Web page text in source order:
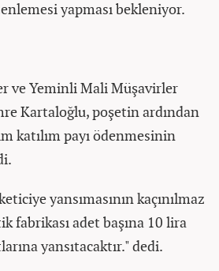
yapması bekleniyor.
ve Yeminli Mali Müşavirler
Kartaloğlu, poşetin ardından
katılım payı ödenmesinin
yansımasının kaçınılmaz
fabrikası adet başına 10 lira
yansıtacaktır." dedi.